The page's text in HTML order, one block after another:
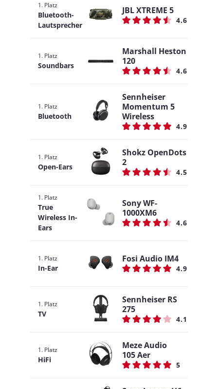
1. Platz
Bluetooth-
Lautsprecher
JBL XTREME 5
4.6
1. Platz
Soundbars
Marshall Heston
120
4.6
1. Platz
Bluetooth
Sennheiser
Momentum 5
Wireless
4.9
1. Platz
Open-Ears
Shokz OpenDots
2
4.5
1. Platz
True
Wireless In-
Ears
Sony WF-
1000XM6
4.6
1. Platz
In-Ear
Fosi Audio IM4
4.9
1. Platz
TV
Sennheiser RS
275
4.1
1. Platz
HiFi
Meze Audio
105 Aer
5